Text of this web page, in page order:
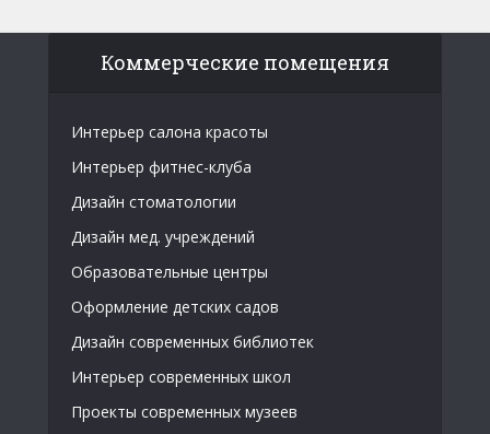
Коммерческие помещения
Интерьер салона красоты
Интерьер фитнес-клуба
Дизайн стоматологии
Дизайн мед. учреждений
Образовательные центры
Оформление детских садов
Дизайн современных библиотек
Интерьер современных школ
Проекты современных музеев